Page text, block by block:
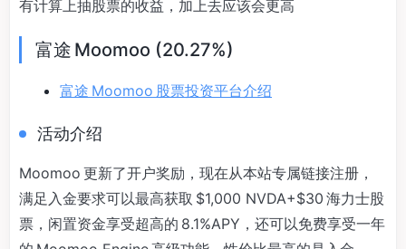
有计算上抽股票的收益，加上去应该会更高
富途 Moomoo (20.27%)
富途 Moomoo 股票投资平台介绍
活动介绍
Moomoo 更新了开户奖励，现在从本站专属链接注册，
满足入金要求可以最高获取 $1,000 NVDA+$30 海力士股
票，闲置资金享受超高的 8.1%APY，还可以免费享受一年